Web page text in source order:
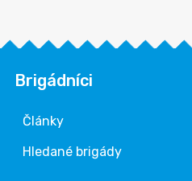
Brigádníci
Články
Hledané brigády